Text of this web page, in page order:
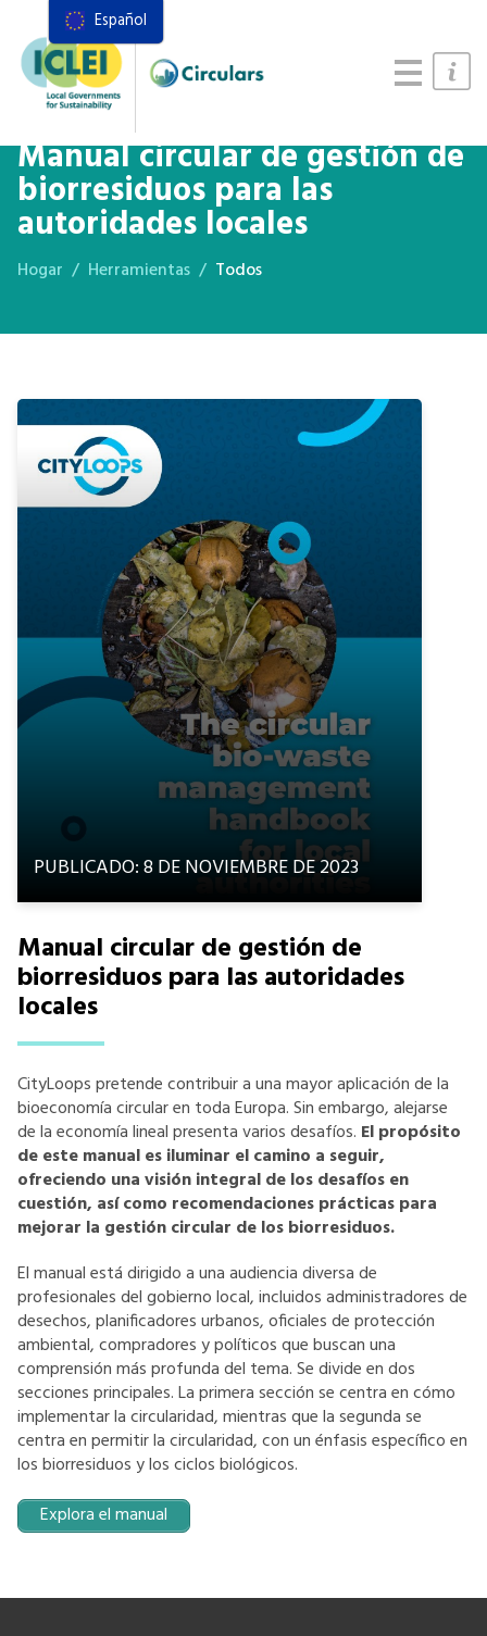
Recursos
Marco de acciones
Manual circular de gestión de
biorresiduos para las
autoridades locales
Hogar Herramientas Todos
PUBLICADO: 8 DE NOVIEMBRE DE 2023
Manual circular de gestión de
biorresiduos para las autoridades
locales
CityLoops pretende contribuir a una mayor aplicación de la
bioeconomía circular en toda Europa. Sin embargo, alejarse
de la economía lineal presenta varios desafíos. El propósito
de este manual es iluminar el camino a seguir,
ofreciendo una visión integral de los desafíos en
cuestión, así como recomendaciones prácticas para
mejorar la gestión circular de los biorresiduos.
El manual está dirigido a una audiencia diversa de
profesionales del gobierno local, incluidos administradores de
desechos, planificadores urbanos, oficiales de protección
ambiental, compradores y políticos que buscan una
comprensión más profunda del tema. Se divide en dos
secciones principales. La primera sección se centra en cómo
implementar la circularidad, mientras que la segunda se
centra en permitir la circularidad, con un énfasis específico en
los biorresiduos y los ciclos biológicos.
Explora el manual
Español